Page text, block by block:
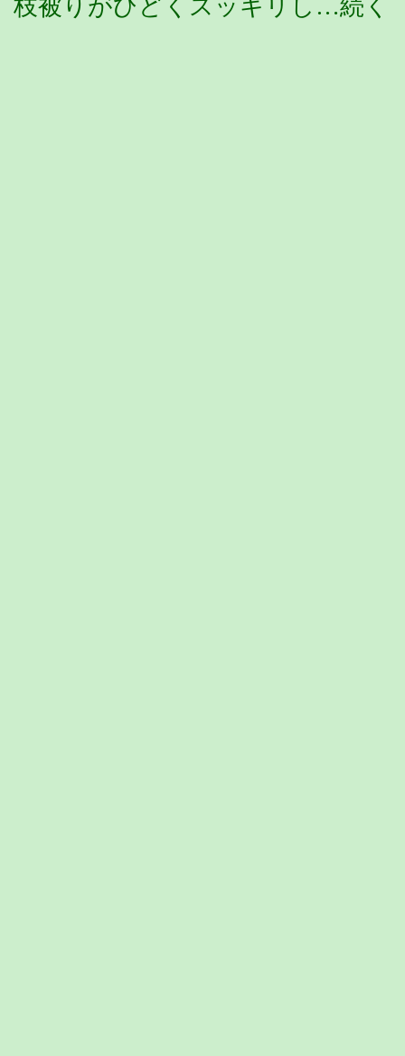
枝被りがひどくスッキリし…続く